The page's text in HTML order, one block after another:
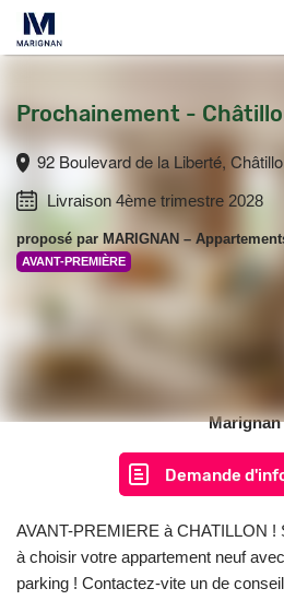
Prochainement -
92 Boulevard de la Liberté,
Livraison 4ème trimestre 2028
proposé par MARIGNAN –
AVANT-PREMIÈRE
Marignan
Demande
AVANT-PREMIERE à CHATILLON
à choisir votre appartement neuf
parking ! Contactez-vite un de